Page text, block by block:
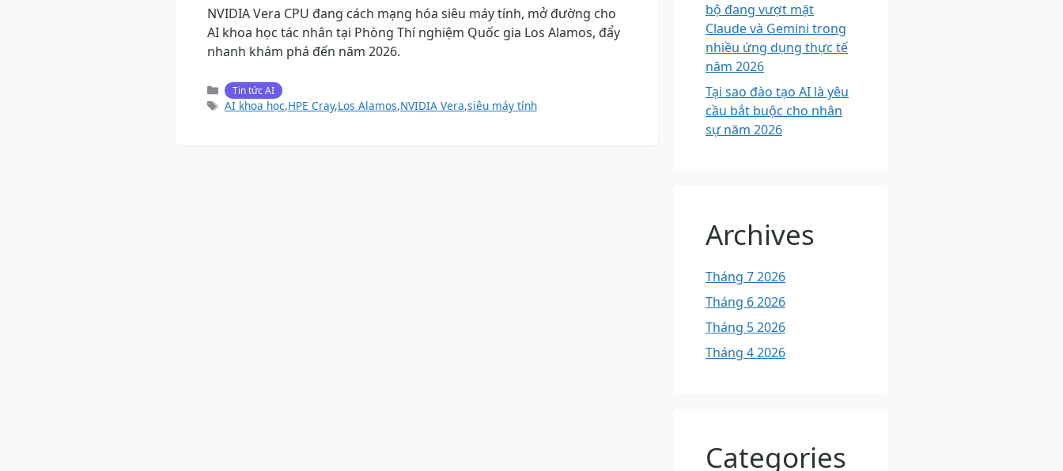
NVIDIA Vera CPU đang cách mạng hóa siêu máy tính, mở đường cho
AI khoa học tác nhân tại Phòng Thí nghiệm Quốc gia Los Alamos, đẩy
nhanh khám phá đến năm 2026.
Danh
mục
Tin tức AI
Thẻ
AI khoa học,HPE Cray,Los Alamos,NVIDIA Vera,siêu máy tính
bộ đang vượt mặt
Claude và Gemini trong
nhiều ứng dụng thực tế
năm 2026
Tại sao đào tạo AI là yêu
cầu bắt buộc cho nhân
sự năm 2026
Archives
Tháng 7 2026
Tháng 6 2026
Tháng 5 2026
Tháng 4 2026
Categories